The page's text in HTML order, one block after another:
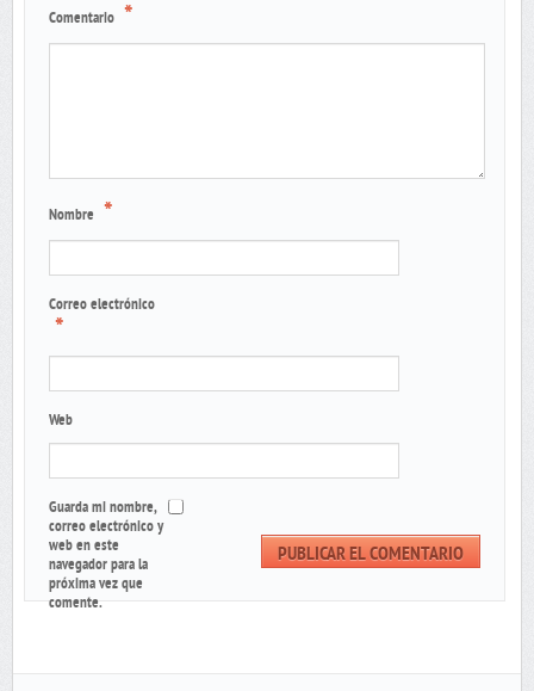
Comentario *
Nombre *
Correo electrónico
*
Web
Guarda mi nombre,
correo electrónico y
web en este
navegador para la
próxima vez que
comente.